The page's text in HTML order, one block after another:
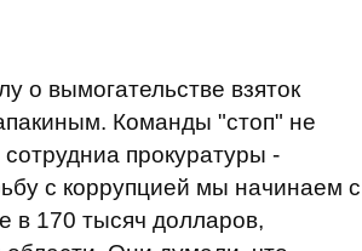
о вымогательстве взяток
Команды "стоп" не
прокуратуры -
с коррупцией мы начинаем с
в 170 тысяч долларов,